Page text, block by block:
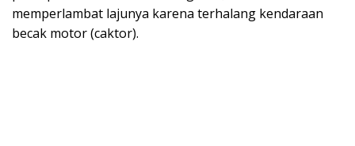
memperlambat lajunya karena terhalang kendaraan
becak motor (caktor).